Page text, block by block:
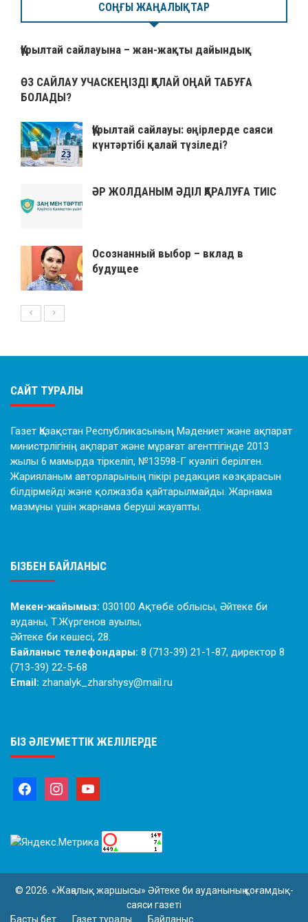
СОҢҒЫ ЖАҢАЛЫҚТАР
Құрылтай сайлауына – жан-жақты дайындық
ӨЗ САЙЛАУ УЧАСКЕҢІЗДІ ҚАЛАЙ ОҢАЙ ТАБУҒА
БОЛАДЫ?
Құрылтай сайлауы: өңірлерде саяси
күнтәртібі қалай түзіледі?
ӘР ЖОЛДАНЫМ ӘДІЛ ҚАРАЛУҒА ТИІС
Осознанный выбор – вклад в
будущее
САЙТ ТУРАЛЫ
Газет Қазақстан Республикасының Мәдениет және ақпарат
министрлігінің ақпарат және мұрағат агенттігінде 2013
жылы 6 мамырда тіркеліп, №13598-Г куәлігі берілген.
Жарияланым авторларының пікірі редакция көзқарасын
білдірмейді және қолжазба қайтарылмайды. Жарнама
мазмұны үшін жарнама беруші жауапты.
БІЗБЕН БАЙЛАНЫС
Мекен-жайымыз: 030100 Ақтөбе облысы, Әйтеке би
ауданы, Т.Жүргенов ауылы,
Әйтеке би көшесі, 28.
Байланыс телефондары: 8 (713-39) 21-1-87, директор 8
(713-39) 22-5-68
Email: zhanalyk_zharshysy@mail.ru
БІЗ ӘЛЕУМЕТТІК ЖЕЛІЛЕРДЕ
© 2026. «Жаңалық жаршысы» Әйтеке би ауданының қоғамдық-
саяси газеті
Басты бет
Газет туралы Байланыс